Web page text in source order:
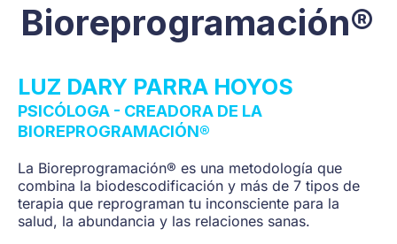
✦
LUZ DARY PARRA HOYOS
PSICÓLOGA - CREADORA DE LA
BIOREPROGRAMACIÓN®
La Bioreprogramación® es una metodología que
combina la biodescodificación y más de 7 tipos de
terapia que reprograman tu inconsciente para la
salud, la abundancia y las relaciones sanas.